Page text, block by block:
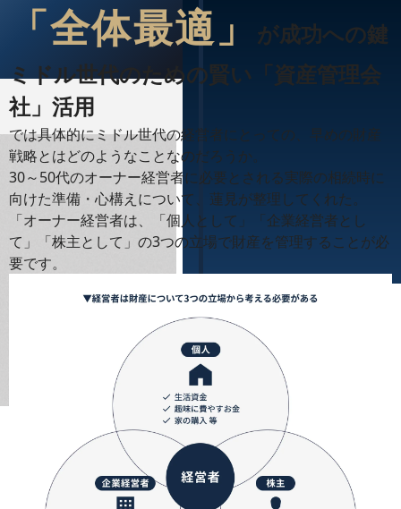
「全体最適」
が成功への鍵
ミドル世代のための賢い「資産管理会
社」活用
では具体的にミドル世代の経営者にとっての、早めの財産
戦略とはどのようなことなのだろうか。
30～50代のオーナー経営者に必要とされる実際の相続時に
向けた準備・心構えについて、蓮見が整理してくれた。
「オーナー経営者は、「個人として」「企業経営者とし
て」「株主として」の3つの立場で財産を管理することが必
要です。